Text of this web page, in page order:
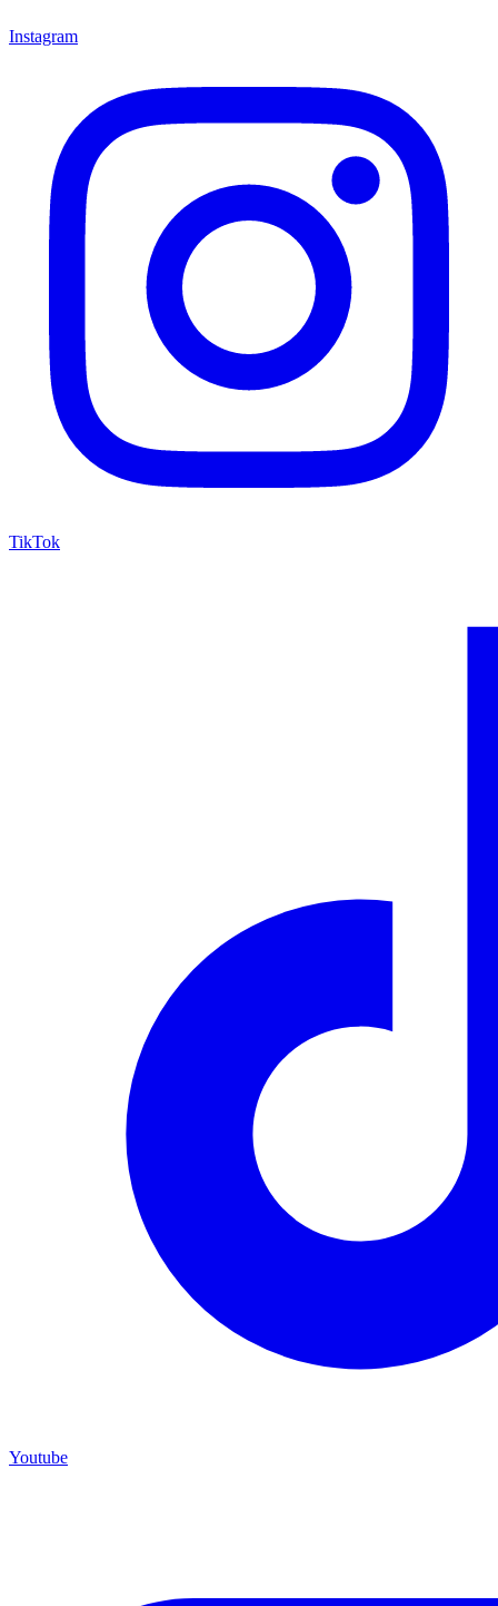
Instagram
TikTok
Youtube